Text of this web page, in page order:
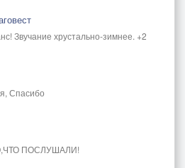
Звучание хрустально-зимнее. +2
Спасибо
ПОСЛУШАЛИ!